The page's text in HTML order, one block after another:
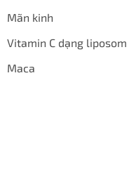
Mãn kinh
Vitamin C dạng liposom
Maca